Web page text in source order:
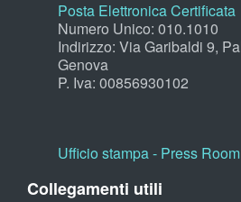
Posta Elettronica Certificata
Numero Unico: 010.1010
Indirizzo: Via Garibaldi 9,
Genova
P. Iva: 00856930102
Ufficio stampa - Press Room
Collegamenti utili